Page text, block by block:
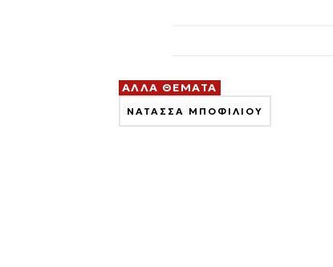
ΑΛΛΑ ΘΕΜΑΤΑ
ΝΑΤΑΣΣΑ ΜΠΟΦΙΛΙΟΥ